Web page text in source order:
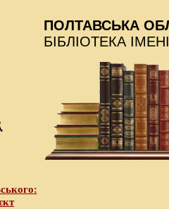
ПОЛТАВСЬКА
БІБЛІОТЕКА